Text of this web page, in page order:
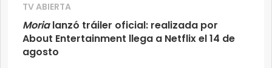
TV ABIERTA
Morialanzó tráiler oficial: realizada por
About Entertainment llega a Netflix el 14 de
agosto